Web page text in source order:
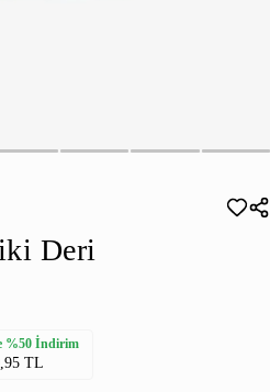
Deri
%50 İndirim
TL